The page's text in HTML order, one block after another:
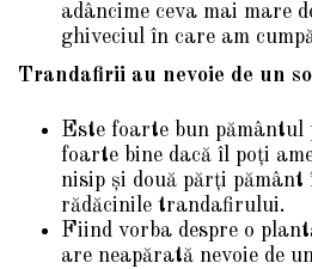
adâncime ceva mai mare
ghiveciul în care am
Trandafirii au nevoie de un
Este foarte bun
foarte bine dacă îl poți
nisip și două părți pământ
rădăcinile trandafirului.
Fiind vorba despre o
are neapărată nevoie de